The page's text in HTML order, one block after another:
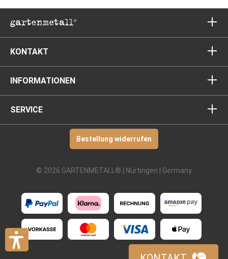
KONTAKT
INFORMATIONEN
SERVICE
Bestellung widerrufen
© 2026 GARTENMETALL® | Nürtingen | Germany